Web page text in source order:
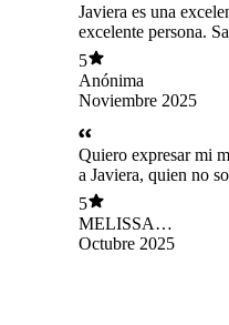
Javiera es una
excelente persona.
recurrentes o la
crucial a la hora de
grado para poder
material y de muy
disposición para
momento, muy seca.
recomendada.
5
Anónima
Noviembre 2025
Quiero expresar mi
a Javiera, quien no
profunda vocación
también una calidad
paciencia,
sido fundamentales
5
MELISSA
BARRAZA
Octubre 2025